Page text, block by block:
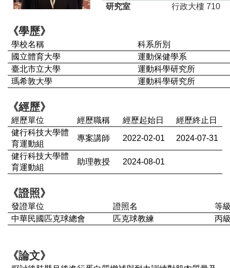
研究室
行政大樓 710
《學歷》
學校名稱
科系所別
國立體育大學
運動保健學系
臺北市立大學
運動科學研究所
瑪希敦大學
運動科學研究所
《經歷》
經歷單位 經歷職稱 經歷起始日
經歷終止日
健行科技大學體
育運動組
專案講師 2022-02-01 2024-07-31
健行科技大學體
育運動組
助理教授 2024-08-01
《證照》
發證單位 證照名
等
中華民國匹克球總會
匹克球教練 丙
《論文》